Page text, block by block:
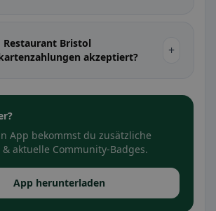
Restaurant Bristol
akzeptiert?
+
App bekommst du zusätzliche
aktuelle Community-Badges.
App herunterladen